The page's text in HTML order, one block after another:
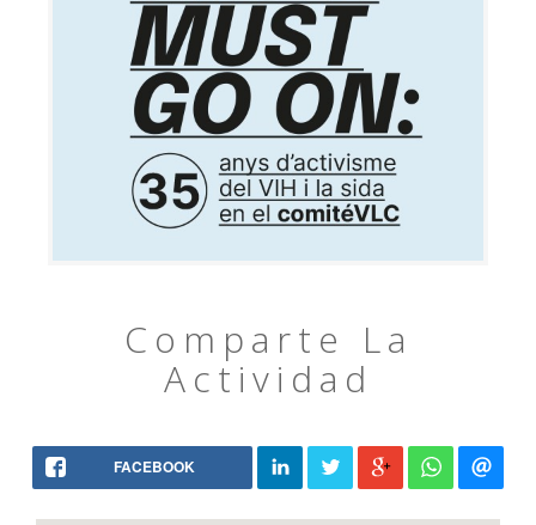
Comparte La
Actividad
FACEBOOK